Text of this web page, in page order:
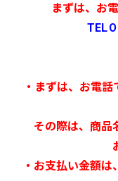
まずは、お
TEL
・まずは、お電話
その際は、商品名
・お支払い金額は